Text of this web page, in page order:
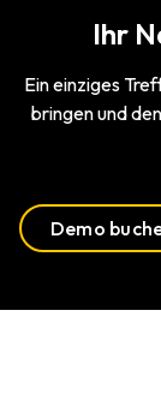
Ihr
Ein einziges
bringen und
Demo